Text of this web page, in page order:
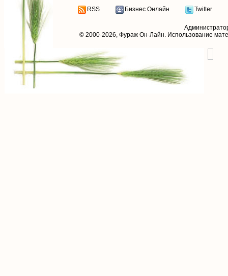
RSS Бизнес Онлайн Twitter
© 2000-2026, Фураж Он-Лайн. Использование